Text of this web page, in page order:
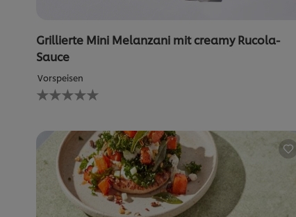
Grillierte Mini Melanzani mit creamy Rucola-
Sauce
Vorspeisen
Keine
Bewertungen
recipe
abgegeben